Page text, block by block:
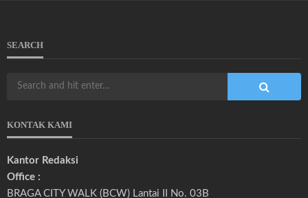
SEARCH
KONTAK KAMI
Kantor Redaksi
Office :
BRAGA CITY WALK (BCW) Lantai II No. 03B